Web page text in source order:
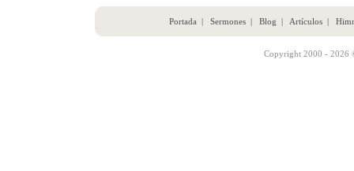
Portada | Sermones| Blog | Artículos|
Copyright 2000 - 2026